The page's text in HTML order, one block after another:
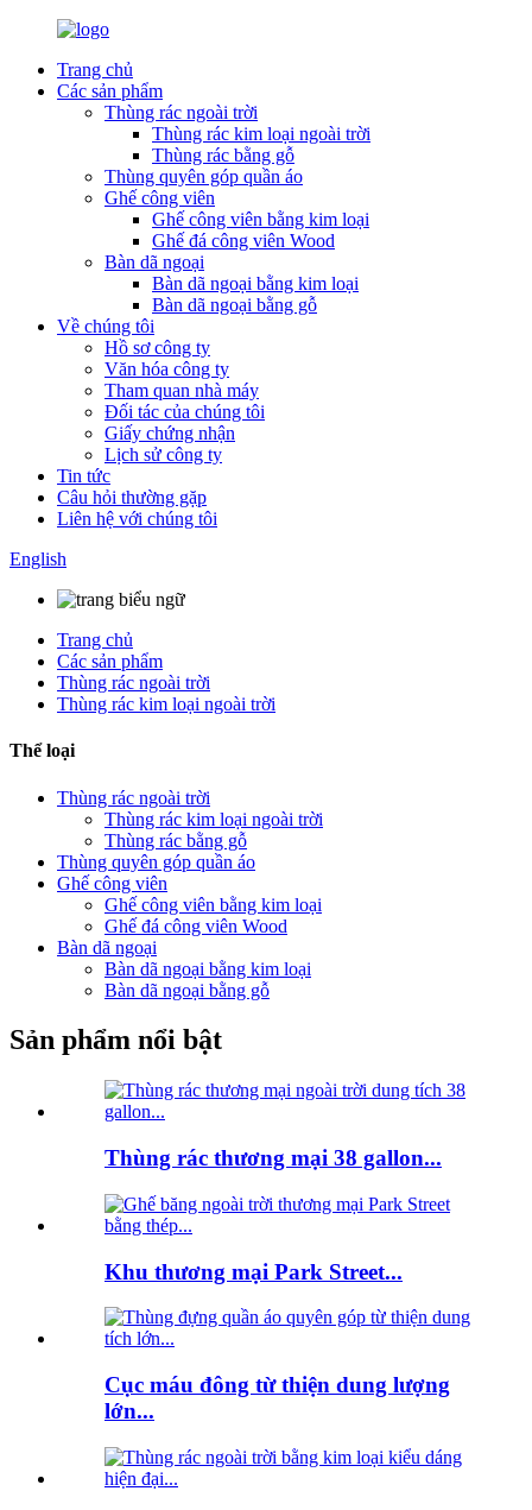
Trang chủ
Các sản phẩm
Thùng rác ngoài trời
Thùng rác kim loại ngoài trời
Thùng rác bằng gỗ
Thùng quyên góp quần áo
Ghế công viên
Ghế công viên bằng kim loại
Ghế đá công viên Wood
Bàn dã ngoại
Bàn dã ngoại bằng kim loại
Bàn dã ngoại bằng gỗ
Về chúng tôi
Hồ sơ công ty
Văn hóa công ty
Tham quan nhà máy
Đối tác của chúng tôi
Giấy chứng nhận
Lịch sử công ty
Tin tức
Câu hỏi thường gặp
Liên hệ với chúng tôi
English
Trang chủ
Các sản phẩm
Thùng rác ngoài trời
Thùng rác kim loại ngoài trời
Thể loại
Thùng rác ngoài trời
Thùng rác kim loại ngoài trời
Thùng rác bằng gỗ
Thùng quyên góp quần áo
Ghế công viên
Ghế công viên bằng kim loại
Ghế đá công viên Wood
Bàn dã ngoại
Bàn dã ngoại bằng kim loại
Bàn dã ngoại bằng gỗ
Sản phẩm nổi bật
Thùng rác thương mại 38 gallon...
Khu thương mại Park Street...
Cục máu đông từ thiện dung lượng
lớn...